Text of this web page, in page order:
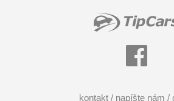
kontakt / napíšte nám /